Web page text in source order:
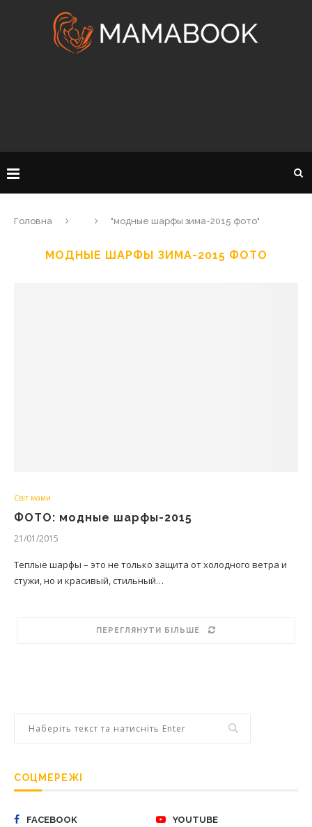
Головна "модные шарфы зима-2015 фото"
МОДНЫЕ ШАРФЫ ЗИМА-2015 ФОТО
Світ мами
ФОТО: модные шарфы-2015
21/01/2015
Теплые шарфы – это не только защита от холодного ветра и
стужи, но и красивый, стильный…
ПЕРЕГЛЯНУТИ БІЛЬШЕ
СОЦМЕРЕЖІ
FACEBOOK YOUTUBE